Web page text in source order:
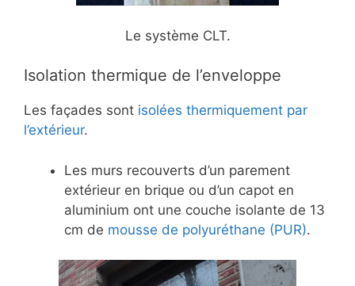
Le système CLT.
Isolation thermique de l’enveloppe
Les façades sont isolées thermiquement par
l’extérieur.
Les murs recouverts d’un parement
extérieur en brique ou d’un capot en
aluminium ont une couche isolante de 13
cm de mousse de polyuréthane (PUR).